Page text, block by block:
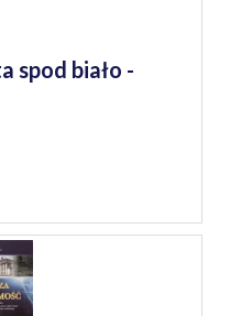
spod biało -